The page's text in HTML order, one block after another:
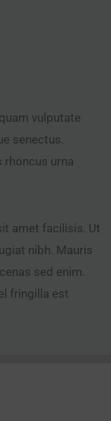
vulputate
senectus.
urna
amet facilisis. Ut
nibh. Mauris
sed enim.
fringilla est